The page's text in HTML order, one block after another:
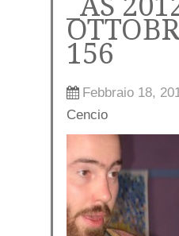
156
Febbraio 18,
Cencio